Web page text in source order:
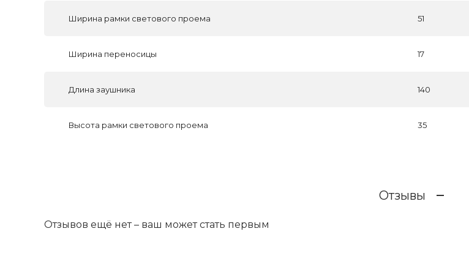
Ширина рамки светового проема 51
Ширина переносицы 17
Длина заушника 140
Высота рамки светового проема 35
Отзывы
Отзывов ещё нет – ваш может стать первым